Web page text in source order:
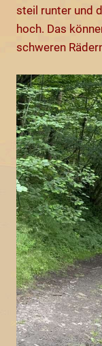
steil runter und
hoch. Das
schweren